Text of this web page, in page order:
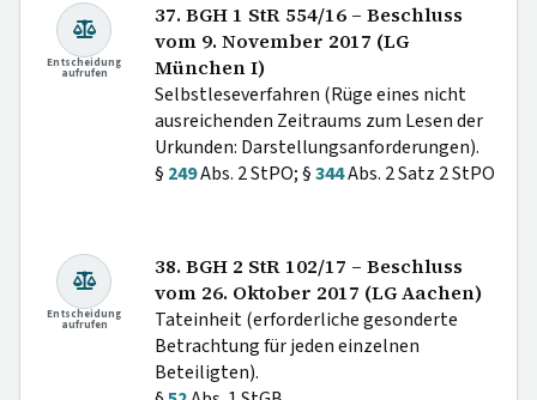
Entscheidung
aufrufen
37. BGH 1 StR 554/16 – Beschluss
vom 9. November 2017 (LG
München I)
Selbstleseverfahren (Rüge eines nicht
ausreichenden Zeitraums zum Lesen der
Urkunden: Darstellungsanforderungen).
§ 249Abs. 2 StPO; §344Abs. 2 Satz 2 StPO
Entscheidung
aufrufen
38. BGH 2 StR 102/17 – Beschluss
vom 26. Oktober 2017 (LG Aachen)
Tateinheit (erforderliche gesonderte
Betrachtung für jeden einzelnen
Beteiligten).